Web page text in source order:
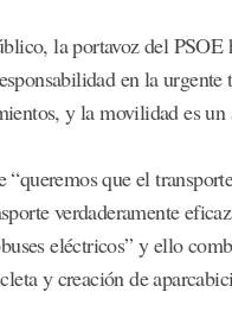
la portavoz del
en la
y la movilidad es
“queremos que el
verdaderamente
eléctricos” y ello
y creación de